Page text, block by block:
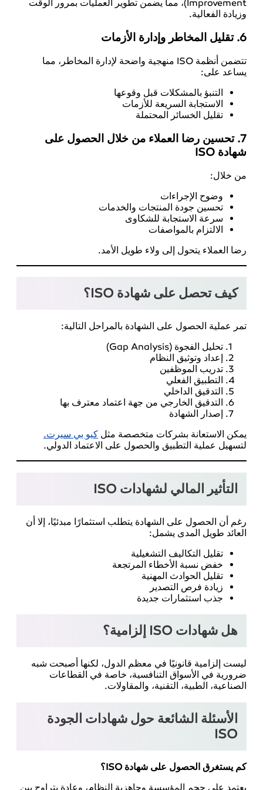
Improvement)، مما يضمن تطوير العمليات بمرور الوقت
وزيادة الفعالية.
6. تقليل المخاطر وإدارة الأزمات
تتضمن أنظمة ISO منهجية واضحة لإدارة المخاطر، مما
يساعد على:
التنبؤ بالمشكلات قبل وقوعها
الاستجابة السريعة للأزمات
تقليل الخسائر المحتملة
7. تحسين رضا العملاء من خلال الحصول على
شهادة ISO
من خلال:
وضوح الإجراءات
تحسين جودة المنتجات والخدمات
سرعة الاستجابة للشكاوى
الالتزام بالمواصفات
رضا العملاء يتحول إلى ولاء طويل الأمد.
كيف تحصل على شهادة ISO؟
تمر عملية الحصول على الشهادة بالمراحل التالية:
تحليل الفجوة (Gap Analysis)
إعداد وتوثيق النظام
تدريب الموظفين
التطبيق الفعلي
التدقيق الداخلي
التدقيق الخارجي من جهة اعتماد معترف بها
إصدار الشهادة
يمكن الاستعانة بشركات متخصصة مثل كيو بي سيرت.
لتسهيل عملية التطبيق والحصول على الاعتماد الدولي.
التأثير المالي لشهادات ISO
رغم أن الحصول على الشهادة يتطلب استثمارًا مبدئيًا، إلا أن
العائد طويل المدى يشمل:
تقليل التكاليف التشغيلية
خفض نسبة الأخطاء المرتجعة
تقليل الحوادث المهنية
زيادة فرص التصدير
جذب استثمارات جديدة
هل شهادات ISO إلزامية؟
ليست إلزامية قانونيًا في معظم الدول، لكنها أصبحت شبه
ضرورية في الأسواق التنافسية، خاصة في القطاعات
الصناعية، الطبية، التقنية، والمقاولات.
الأسئلة الشائعة حول شهادات الجودة
ISO
كم يستغرق الحصول على شهادة ISO؟
يعتمد على حجم المؤسسة وجاهزية النظام، وعادة يتراوح بين